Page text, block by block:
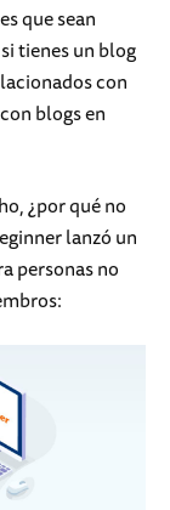
que sean
tienes un blog
con
blogs en
¿por qué no
lanzó un
personas no